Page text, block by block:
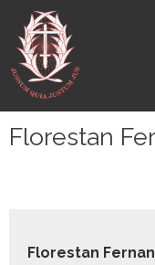
para
conteúdo
Florestan
Flo­restan